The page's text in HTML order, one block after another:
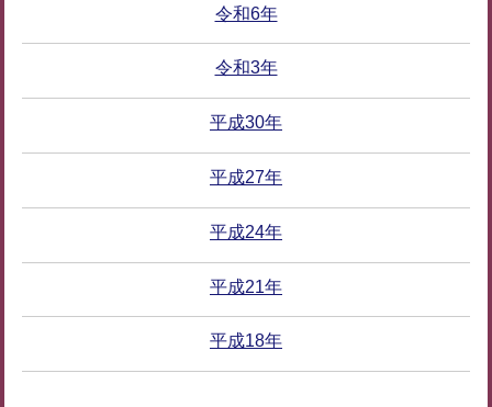
令和6年
令和3年
平成30年
平成27年
平成24年
平成21年
平成18年